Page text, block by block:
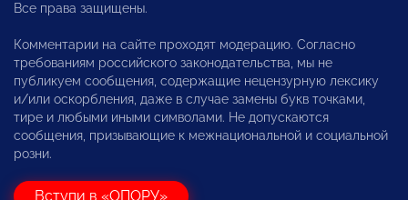
Все права защищены.
Комментарии на сайте проходят модерацию. Согласно
требованиям российского законодательства, мы не
публикуем сообщения, содержащие нецензурную лексику
и/или оскорбления, даже в случае замены букв точками,
тире и любыми иными символами. Не допускаются
сообщения, призывающие к межнациональной и социальной
розни.
Вступи в «ОПОРУ»